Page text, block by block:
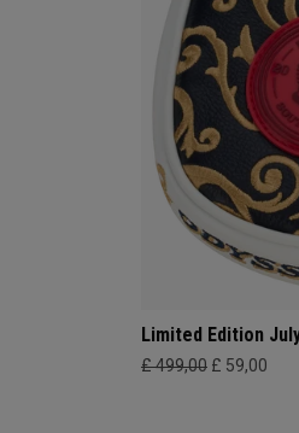
Limited Edition
£ 499,00 £ 59,00